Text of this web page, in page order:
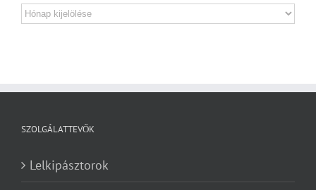
Archívum
SZOLGÁLATTEVŐK
Lelkipásztorok